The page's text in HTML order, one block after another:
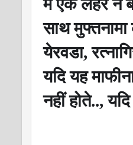
में एक लहर न
साथ
येरवडा,
यदि यह
नहीं होते..,